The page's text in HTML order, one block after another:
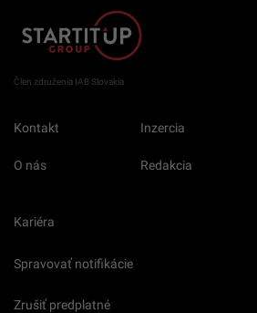
Člen združenia IAB Slovakia
Kontakt Inzercia
O nás Redakcia
Kariéra
Spravovať notifikácie
Zrušiť predplatné